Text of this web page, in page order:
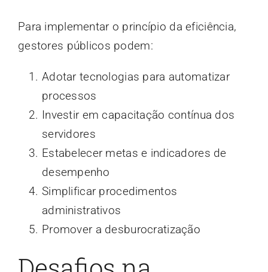
Para implementar o princípio da eficiência,
gestores públicos podem:
Adotar tecnologias para automatizar
processos
Investir em capacitação contínua dos
servidores
Estabelecer metas e indicadores de
desempenho
Simplificar procedimentos
administrativos
Promover a desburocratização